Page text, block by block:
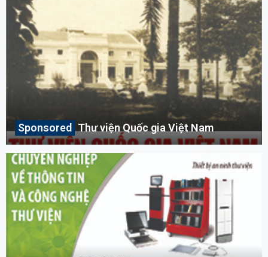
Thư viện Quốc gia Việt Nam